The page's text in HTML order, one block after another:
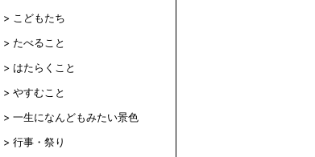
こどもたち
たべること
はたらくこと
やすむこと
一生になんどもみたい景色
行事・祭り